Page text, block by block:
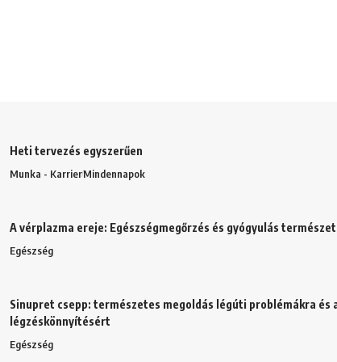
Heti tervezés egyszerűen
Munka - KarrierMindennapok
A vérplazma ereje: Egészségmegőrzés és gyógyulás
Egészség
Sinupret csepp: természetes megoldás légúti problémákra és
légzéskönnyítésért
Egészség